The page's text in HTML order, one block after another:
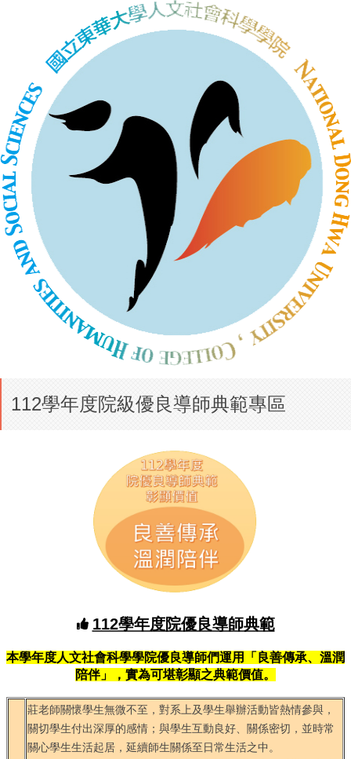
112學年度院級優良導師典範專區
112學年度院優良導師典範
本學年度人文社會科學學院優良導師們運用「良善傳承、溫潤
陪伴 」 ，實為可堪彰顯之典範價值。
莊老師關懷學生無微不至，對系上及學生舉辦活動皆熱情參與，
關切學生付出深厚的感情；與學生互動良好、關係密切，並時常
關心學生生活起居，延續師生關係至日常生活之中。